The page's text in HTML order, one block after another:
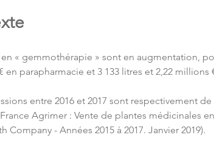
en « gemmothérapie » sont en augmentation,
en parapharmacie et 3 133 litres et 2,22
entre 2016 et 2017 sont respectivement de
Agrimer : Vente de plantes médicinales
Company - Années 2015 à 2017. Janvier 2019).